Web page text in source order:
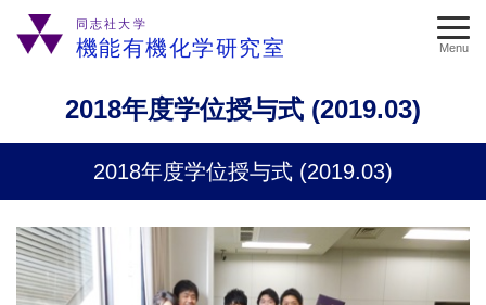
同志社大学
機能有機化学研究室 Menu
2018年度学位授与式 (2019.03)
2018年度学位授与式 (2019.03)